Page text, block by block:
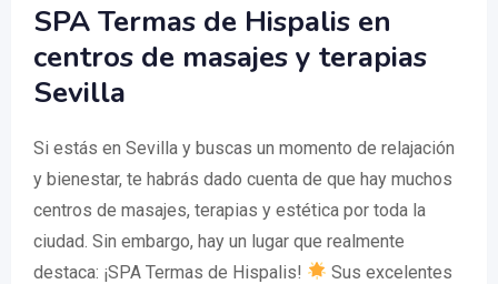
SPA Termas de Hispalis en
centros de masajes y terapias
Sevilla
Si estás en Sevilla y buscas un momento de relajación
y bienestar, te habrás dado cuenta de que hay muchos
centros de masajes, terapias y estética por toda la
ciudad. Sin embargo, hay un lugar que realmente
destaca: ¡SPA Termas de Hispalis!
Sus excelentes